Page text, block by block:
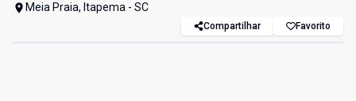
Meia Praia, Itapema - SC
Compartilhar Favorito